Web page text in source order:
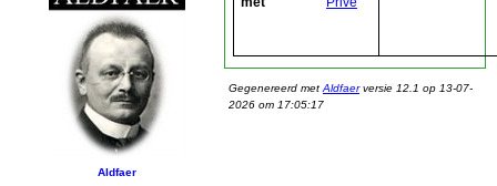
Aldfaer
Gegenereerd met Aldfaerversie 12.1 op 13-07-
2026 om 17:05:17